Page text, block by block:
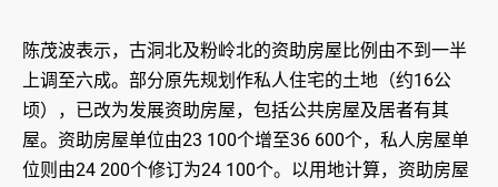
陈茂波表示，古洞北及粉岭北的资助房屋比例由不到一半
上调至六成。部分原先规划作私人住宅的土地（约16公
顷），已改为发展资助房屋，包括公共房屋及居者有其
屋。资助房屋单位由23 100个增至36 600个，私人房屋单
位则由24 200个修订为24 100个。以用地计算，资助房屋